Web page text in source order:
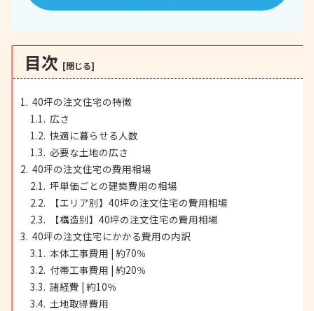
目次
40坪の注文住宅の特徴
広さ
快適に暮らせる人数
必要な土地の広さ
40坪の注文住宅の費用相場
坪単価ごとの建築費用の相場
【エリア別】40坪の注文住宅の費用相場
【構造別】40坪の注文住宅の費用相場
40坪の注文住宅にかかる費用の内訳
本体工事費用 | 約70％
付帯工事費用 | 約20％
諸経費 | 約10％
土地取得費用